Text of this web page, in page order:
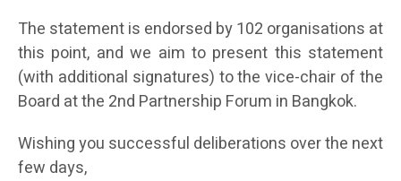
The statement is endorsed by 102 organisations at
this point, and we aim to present this statement
(with additional signatures) to the vice-chair of the
Board at the 2nd Partnership Forum in Bangkok.
Wishing you successful deliberations over the next
few days,